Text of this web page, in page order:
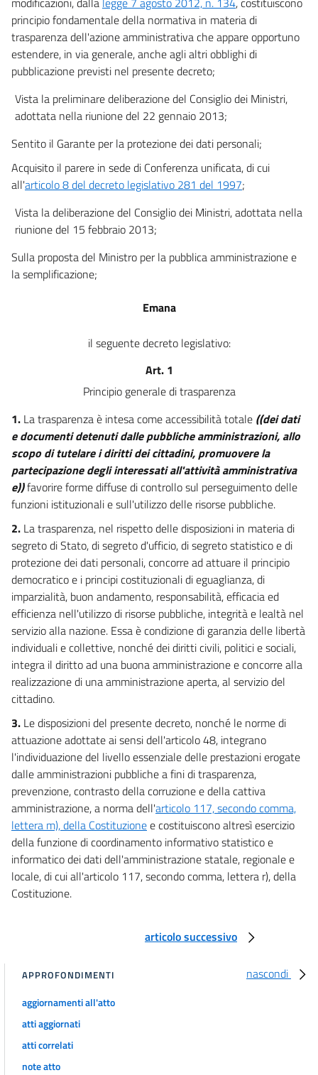
23 bis
24
25
27
Capo III
Obblighi di pubblicazione concernenti l'uso delle risorse pubbliche
30
Capo IV
servizi erogati
Capo V
Obblighi di pubblicazione in settori speciali
37
38
40
41
42
Capo VI
Vigilanza sull'attuazione delle disposizioni e sanzioni
43
44
45
46
47
Capo VII
Disposizioni finali e transitorie
48
49
50
51
52
Allegato
Allegato
Allegato B
principio fondamentale della normativa in materia di
trasparenza dell'azione amministrativa che appare opportuno
estendere, in via generale, anche agli altri obblighi di
pubblicazione previsti nel presente decreto;
Vista la preliminare deliberazione del Consiglio dei Ministri,
adottata nella riunione del 22 gennaio 2013;
Sentito il Garante per la protezione dei dati personali;
Acquisito il parere in sede di Conferenza unificata, di cui
all'articolo 8 del decreto legislativo 281 del 1997;
Vista la deliberazione del Consiglio dei Ministri, adottata nella
riunione del 15 febbraio 2013;
Sulla proposta del Ministro per la pubblica amministrazione e
la semplificazione;
Emana
il seguente decreto legislativo:
Art. 1
Principio generale di trasparenza
1. La trasparenza è intesa come accessibilità totale ((dei dati
e documenti detenuti dalle pubbliche amministrazioni, allo
scopo di tutelare i diritti dei cittadini, promuovere la
partecipazione degli interessati all'attività amministrativa
e))favorire forme diffuse di controllo sul perseguimento delle
funzioni istituzionali e sull'utilizzo delle risorse pubbliche.
2. La trasparenza, nel rispetto delle disposizioni in materia di
segreto di Stato, di segreto d'ufficio, di segreto statistico e di
protezione dei dati personali, concorre ad attuare il principio
democratico e i principi costituzionali di eguaglianza, di
imparzialità, buon andamento, responsabilità, efficacia ed
efficienza nell'utilizzo di risorse pubbliche, integrità e lealtà nel
servizio alla nazione. Essa è condizione di garanzia delle libertà
individuali e collettive, nonché dei diritti civili, politici e sociali,
integra il diritto ad una buona amministrazione e concorre alla
realizzazione di una amministrazione aperta, al servizio del
cittadino.
3. Le disposizioni del presente decreto, nonché le norme di
attuazione adottate ai sensi dell'articolo 48, integrano
l'individuazione del livello essenziale delle prestazioni erogate
dalle amministrazioni pubbliche a fini di trasparenza,
prevenzione, contrasto della corruzione e della cattiva
amministrazione, a norma dell'articolo 117, secondo comma,
lettera m), della Costituzionee costituiscono altresì esercizio
della funzione di coordinamento informativo statistico e
informatico dei dati dell'amministrazione statale, regionale e
locale, di cui all'articolo 117, secondo comma, lettera r), della
Costituzione.
articolo successivo
nascondi
APPROFONDIMENTI
aggiornamenti all'atto
atti aggiornati
atti correlati
note atto